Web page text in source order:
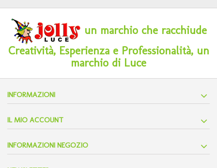
un marchio che racchiude
Creatività, Esperienza e Professionalità, un
marchio di Luce
INFORMAZIONI
IL MIO ACCOUNT
INFORMAZIONI NEGOZIO